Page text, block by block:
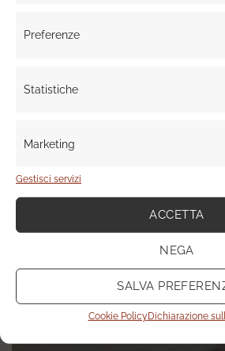
Preferenze
Statistiche
Marketing
Gestisci servizi
ACCETTA
NEGA
SALVA
Cookie PolicyDichiarazione